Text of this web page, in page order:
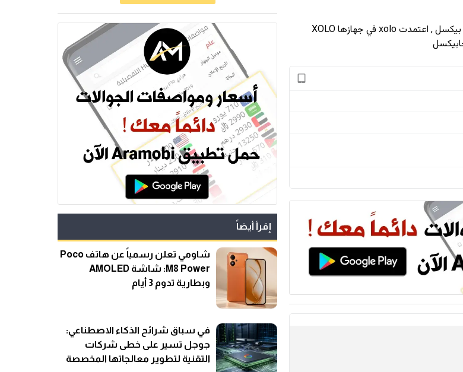
بيكسل , اعتمدت xolo في جهازها XOLO
إقرأ أيضاً
شاومي تعلن رسمياً عن هاتف Poco
M8 Power: شاشة AMOLED
وبطارية تدوم 3 أيام
في سباق شرائح الذكاء الاصطناعي:
جوجل تسير على خطى شركات
التقنية لتطوير معالجاتها المخصصة